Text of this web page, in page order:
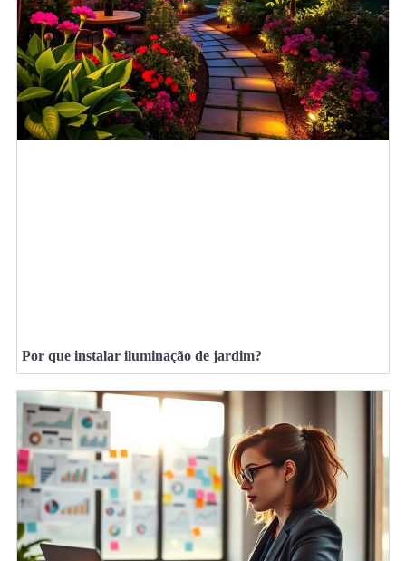
Por que instalar iluminação de jardim?